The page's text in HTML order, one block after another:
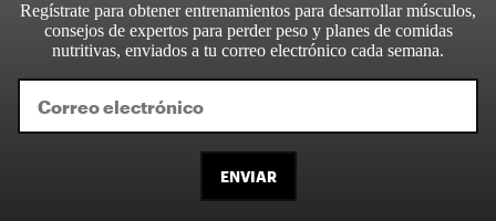
Regístrate para obtener entrenamientos para desarrollar músculos,
consejos de expertos para perder peso y planes de comidas
nutritivas, enviados a tu correo electrónico cada semana.
ENVIAR